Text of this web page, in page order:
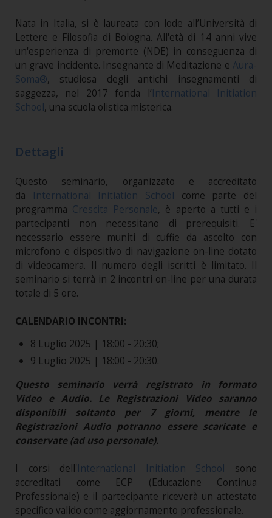
Nata in Italia, si è laureata con lode all’Università di
Lettere e Filosofia di Bologna. All'età di 14 anni vive
un'esperienza di premorte (NDE) in conseguenza di
un grave incidente. Insegnante di Meditazione e Aura-
Soma®, studiosa degli antichi insegnamenti di
saggezza, nel 2017 fonda l’International Initiation
School, una scuola olistica misterica.
Dettagli
Questo seminario, organizzato e accreditato
da
International Initiation School come parte del
programma Crescita Personale, è aperto a tutti e i
partecipanti non necessitano di prerequisiti. E'
necessario essere muniti di cuffie da ascolto con
microfono e dispositivo di navigazione on-line dotato
di videocamera. Il numero degli iscritti è limitato. Il
seminario si terrà in 2 incontri on-line per una durata
totale di 5 ore.
CALENDARIO INCONTRI:
8 Luglio 2025 | 18:00 - 20:30;
9 Luglio 2025 | 18:00 - 20:30.
Questo seminario verrà registrato in formato
Video e Audio. Le Registrazioni Video saranno
disponibili soltanto per 7 giorni, mentre le
Registrazioni Audio potranno essere scaricate e
conservate (ad uso personale).
I corsi dell'International Initiation School sono
accreditati come ECP (Educazione Continua
Professionale) e il partecipante riceverà un attestato
specifico valido come aggiornamento professionale.